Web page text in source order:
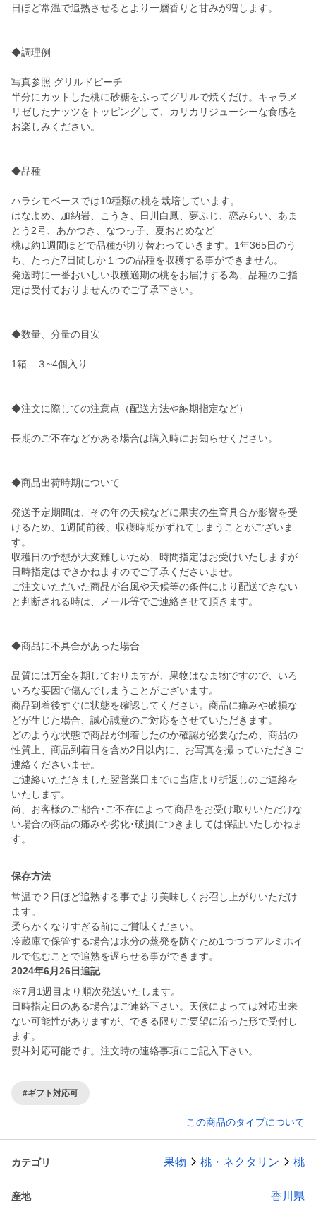
日ほど常温で追熟させるとより一層香りと甘みが増します。
◆調理例
写真参照:グリルドピーチ
半分にカットした桃に砂糖をふってグリルで焼くだけ。キャラメ
リゼしたナッツをトッピングして、カリカリジューシーな食感を
お楽しみください。
◆品種
ハラシモベースでは10種類の桃を栽培しています。
はなよめ、加納岩、こうき、日川白鳳、夢ふじ、恋みらい、あま
とう2号、あかつき、なつっ子、夏おとめなど
桃は約1週間ほどで品種が切り替わっていきます。1年365日のう
ち、たった7日間しか１つの品種を収穫する事ができません。
発送時に一番おいしい収穫適期の桃をお届けする為、品種のご指
定は受付ておりませんのでご了承下さい。
◆数量、分量の目安
1箱 ３~4個入り
◆注文に際しての注意点（配送方法や納期指定など）
長期のご不在などがある場合は購入時にお知らせください。
◆商品出荷時期について
発送予定期間は、その年の天候などに果実の生育具合が影響を受
けるため、1週間前後、収穫時期がずれてしまうことがございま
す。
収穫日の予想が大変難しいため、時間指定はお受けいたしますが
日時指定はできかねますのでご了承くださいませ。
ご注文いただいた商品が台風や天候等の条件により配送できない
と判断される時は、メール等でご連絡させて頂きます。
◆商品に不具合があった場合
品質には万全を期しておりますが、果物はなま物ですので、いろ
いろな要因で傷んでしまうことがございます。
商品到着後すぐに状態を確認してください。商品に痛みや破損な
どが生じた場合、誠心誠意のご対応をさせていただきます。
どのような状態で商品が到着したのか確認が必要なため、商品の
性質上、商品到着日を含め2日以内に、お写真を撮っていただきご
連絡くださいませ。
ご連絡いただきました翌営業日までに当店より折返しのご連絡を
いたします。
尚、お客様のご都合･ご不在によって商品をお受け取りいただけな
い場合の商品の痛みや劣化･破損につきましては保証いたしかねま
す。
保存方法
常温で２日ほど追熟する事でより美味しくお召し上がりいただけ
ます。
柔らかくなりすぎる前にご賞味ください。
冷蔵庫で保管する場合は水分の蒸発を防ぐため1つづつアルミホイ
ルで包むことで追熟を遅らせる事ができます。
2024年6月26日追記
※7月1週目より順次発送いたします。
日時指定日のある場合はご連絡下さい。天候によっては対応出来
ない可能性がありますが、できる限りご要望に沿った形で受付し
ます。
熨斗対応可能です。注文時の連絡事項にご記入下さい。
#ギフト対応可
この商品のタイプについて
カテゴリ 果物 桃・ネクタリン 桃
産地 香川県